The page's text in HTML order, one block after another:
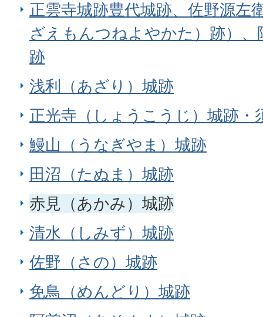
正雲寺城跡豊代城跡、佐野源左
ざえもんつねよやかた）跡）
跡
浅利（あざり）城跡
正光寺（しょうこうじ）城跡・
鰻山（うなぎやま）城跡
田沼（たぬま）城跡
赤見（あかみ）城跡
清水（しみず）城跡
佐野（さの）城跡
免鳥（めんどり）城跡